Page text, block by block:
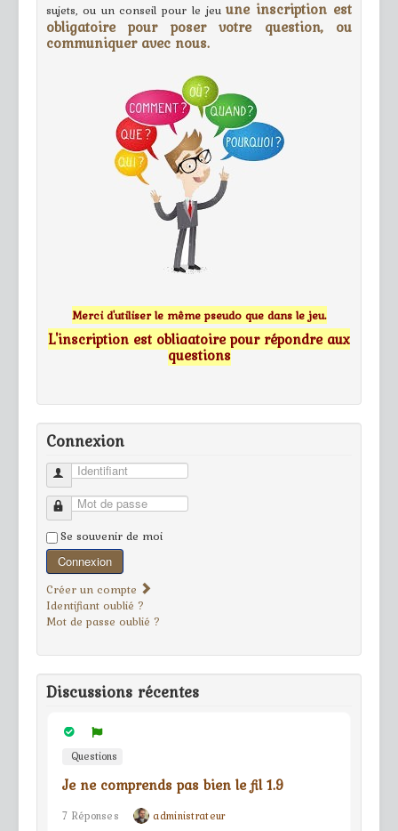
sujets, ou un conseil pour le jeuune inscription est
obligatoire pour poser votre question, ou
communiquer avec nous.
Merci d'utiliser le même pseudo que dans le jeu.
L'inscription est obligatoire pour répondre aux
questions
Connexion
Identifiant
Mot de passe
Se souvenir de moi
Connexion
Créer un compte
Identifiant oublié ?
Mot de passe oublié ?
Discussions récentes
Questions
Je ne comprends pas bien le fil 1.9
7 Réponses
administrateur